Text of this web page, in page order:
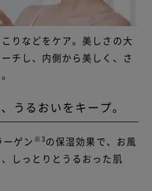
りなどをケア。美しさの大
チし、内側から美しく、さ
うるおいをキープ。
ーゲン ※3の保湿効果で、 お風
しっとりとうるおった肌